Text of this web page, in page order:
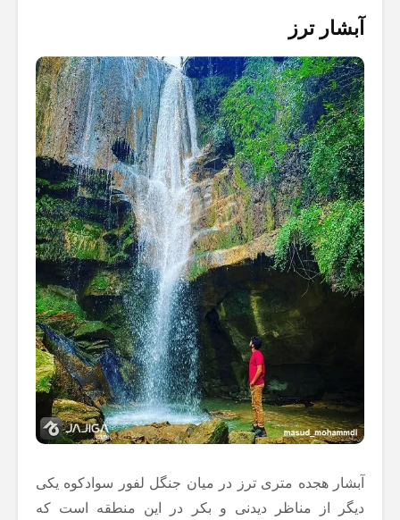
آبشار ترز
آبشار هجده متری ترز در میان جنگل لفور سوادکوه یکی
دیگر از مناظر دیدنی و بکر در این منطقه است که